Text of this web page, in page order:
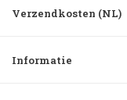
Verzendkosten (NL)
Informatie